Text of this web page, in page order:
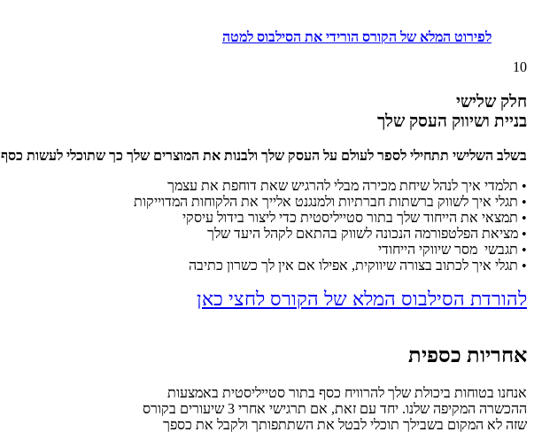
לפירוט המלא של הקורס הורידי את הסילבוס למטה
10
חלק שלישי
בניית ושיווק העסק שלך
בשלב השלישי תתחילי לספר לעולם על העסק שלך ולבנות את המוצרים שלך כך שתוכלי לעשות כסף
• תלמדי איך לנהל שיחת מכירה מבלי להרגיש שאת דוחפת את עצמך
• תגלי איך לשווק ברשתות חברתיות ולמנגנט אלייך את הלקוחות המדוייקות
• תמצאי את הייחוד שלך בתור סטייליסטית כדי ליצור בידול עיסקי
• מציאת הפלטפורמה הנכונה לשווק בהתאם לקהל היעד שלך
• תגבשי מסר שיווקי הייחודי
• תגלי איך לכתוב בצורה שיווקית, אפילו אם אין לך כשרון כתיבה
להורדת הסילבוס המלא של הקורס לחצי כאן
אחריות כספית
אנחנו בטוחות ביכולת שלך להרוויח כסף בתור סטייליסטית באמצעות
ההכשרה המקיפה שלנו. יחד עם זאת, אם תרגישי אחרי 3 שיעורים בקורס
שזה לא המקום בשבילך תוכלי לבטל את השתתפותך ולקבל את כספך